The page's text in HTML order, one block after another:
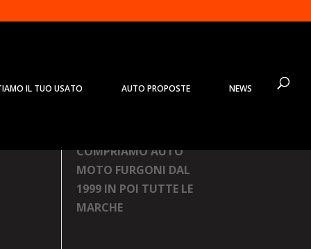
IL TUO USATO AUTO PROPOSTE NEWS
COMPRIAMO AUTO
MOTO FURGONI DAL
1999 IN POI TUTTE LE
MARCHE